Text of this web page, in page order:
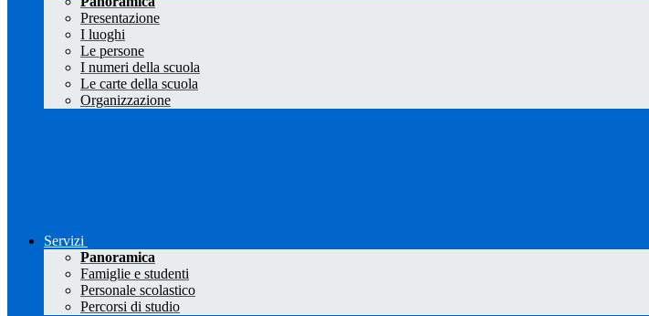
Presentazione
I luoghi
Le persone
I numeri della scuola
Le carte della scuola
Organizzazione
Servizi
Panoramica
Famiglie e studenti
Personale scolastico
Percorsi di studio